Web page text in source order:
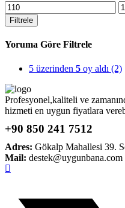
En
düşük
fiyat
Filtrele
Yoruma Göre Filtrele
5 üzerinden 5 oy aldı (2)
Profesyonel,kaliteli ve
hizmeti en uygun fiyatlara
+90 850 241 7512
Adres: Gökalp Mahallesi 39.
Mail: destek@uygunbana.com